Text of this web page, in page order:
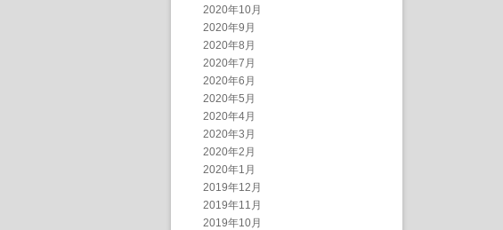
2020年10月
2020年9月
2020年8月
2020年7月
2020年6月
2020年5月
2020年4月
2020年3月
2020年2月
2020年1月
2019年12月
2019年11月
2019年10月